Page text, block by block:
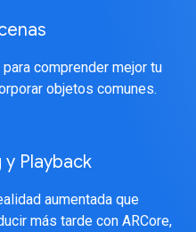
comprender mejor tu
objetos comunes.
Playback
aumentada que
más tarde con ARCore,